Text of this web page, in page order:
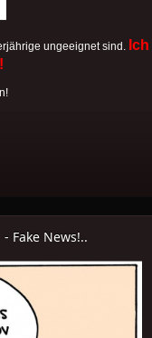
ungeeignet sind. Ich
Fake News!..